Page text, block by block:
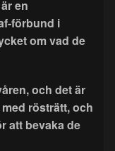
en
förbund i
om vad de
och det är
rösträtt, och
att bevaka de